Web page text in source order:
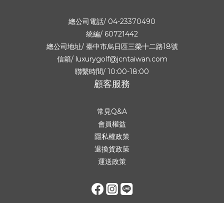
總公司電話/ 04-23370490
統編/ 60721442
總公司地址/ 臺中市烏日區三榮十二路18號
信箱/ luxurygolf@jcntaiwan.com
聯繫時間/ 10:00-18:00
顧客服務
常見Q&A
會員權益
隱私權政策
退換貨政策
運送政策